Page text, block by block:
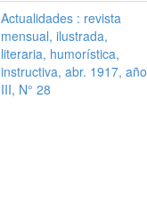
Actualidades : revista
mensual, ilustrada,
literaria, humorística,
instructiva, abr. 1917, año
III, N° 28